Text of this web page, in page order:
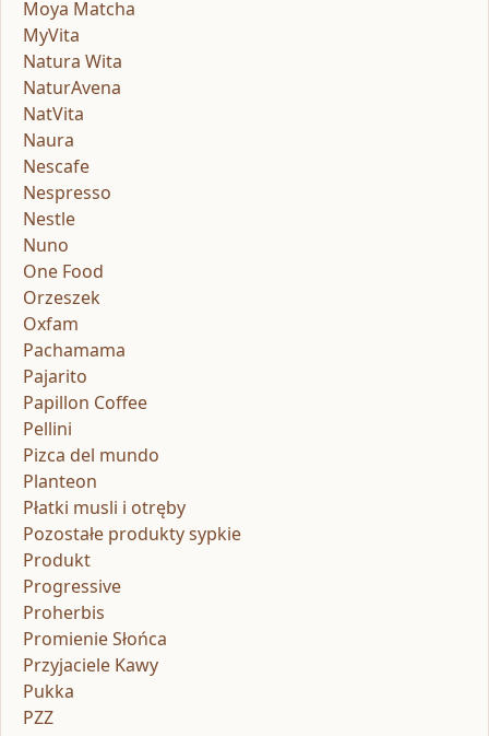
Moya Matcha
MyVita
Natura Wita
NaturAvena
NatVita
Naura
Nescafe
Nespresso
Nestle
Nuno
One Food
Orzeszek
Oxfam
Pachamama
Pajarito
Papillon Coffee
Pellini
Pizca del mundo
Planteon
Płatki musli i otręby
Pozostałe produkty sypkie
Produkt
Progressive
Proherbis
Promienie Słońca
Przyjaciele Kawy
Pukka
PZZ